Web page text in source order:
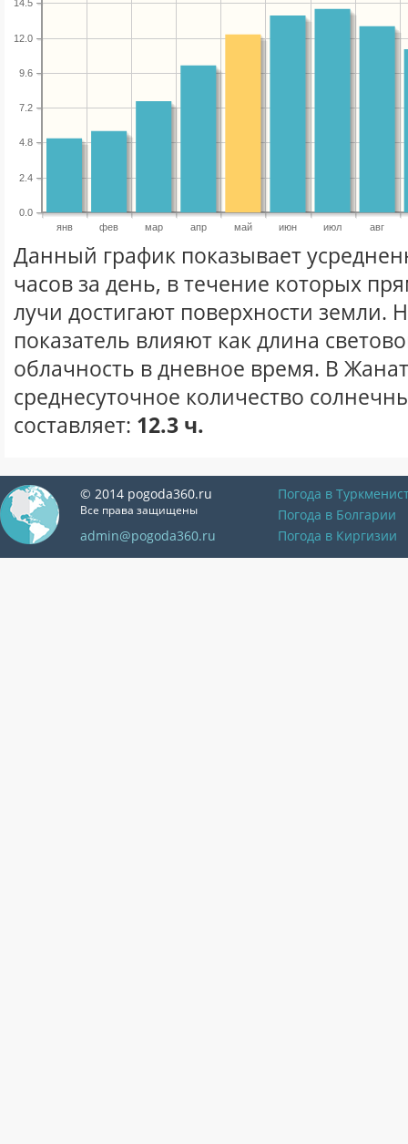
янв фев мар апр май июн июл авг
0.0
2.4
4.8
7.2
9.6
12.0
14.5
Данный график показывает
часов за день, в течение которых
лучи достигают поверхности земли.
показатель влияют как длина
облачность в дневное время. В
среднесуточное количество
составляет: 12.3 ч.
© 2014 pogoda360.ru
Все права защищены
admin@pogoda360.ru
Погода в
Погода в Болгарии
Погода в Киргизии